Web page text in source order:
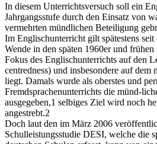
In diesem Unterrichtsversuch soll ein
Jahrgangsstufe durch den Einsatz von
vermehrten mündlichen Beteiligung
Im Englischunterricht gilt spätestens
Wende in den späten 1960er und frühen
Fokus des Englischunterrichts auf den
centredness) und insbesondere auf dem
liegt. Damals wurde als oberstes und
Fremdsprachenunterrichts die münd-
ausgegeben,1 selbiges Ziel wird noch
angestrebt.2
Doch laut den im März 2006
Schulleistungsstudie DESI, welche die